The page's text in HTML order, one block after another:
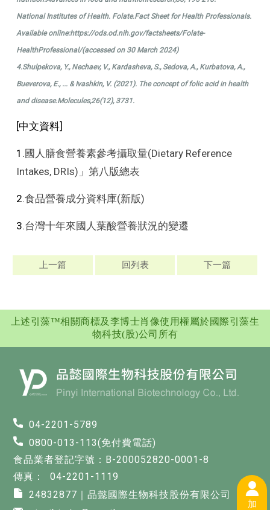
加
National Institutes of Health. Folate.Fact Sheet for Health Professionals.
Available online:https://ods.od.nih.gov/factsheets/Folate-
HealthProfessional/(accessed on 30 March 2024)
4.Shulpekova, Y., Nechaev, V., Kardasheva, S., Sedova, A., Kurbatova, A.,
Bueverova, E., ... & Ivashkin, V. (2021). The concept of folic acid in health
and disease.Molecules,26(12), 3731.
[中文資料]
1.國人膳食營養素參考攝取量(Dietary Reference
Intakes, DRIs)」第八版總表
2.食品營養成分資料庫(新版)
3.台灣十年來國人葉酸營養狀況的變遷
上一篇 回列表 下一篇
上述引藻™相關商標及李博士肖像使用權屬於國際引藻生
物科技(股)公司所有
04-2201-5789
0800-013-113(免付費電話)
食品業者登記字號：B-200052820-0001-8
04-2201-1119
24832877｜品懿國際生物科技股份有限公司